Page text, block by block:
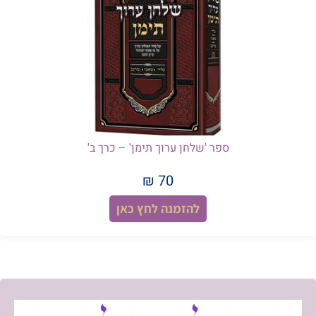
לצורך הקמת בית מדרש מרכזי ליהדות תימן
באיזור המרכז – דרוש קרוואן / מבנה נייד (עד
40-100 מ"ר, ניתן לפיצול כמובן) במחיר זול.
הודעת מערכת! בעקבות שאלות חברי
מלכים' מדי שבת בשבתו. אנו מבקשים מכל
ידידי המערכת, רכזים וגבאים, לחלק את הגיליון
ספר 'שלחן ערוך תימן' – כרך ב'
70 ₪
להזמנה לחץ כאן